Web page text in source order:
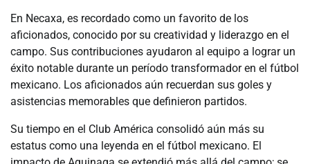
En Necaxa, es recordado como un favorito de los
aficionados, conocido por su creatividad y liderazgo en el
campo. Sus contribuciones ayudaron al equipo a lograr un
éxito notable durante un período transformador en el fútbol
mexicano. Los aficionados aún recuerdan sus goles y
asistencias memorables que definieron partidos.
Su tiempo en el Club América consolidó aún más su
estatus como una leyenda en el fútbol mexicano. El